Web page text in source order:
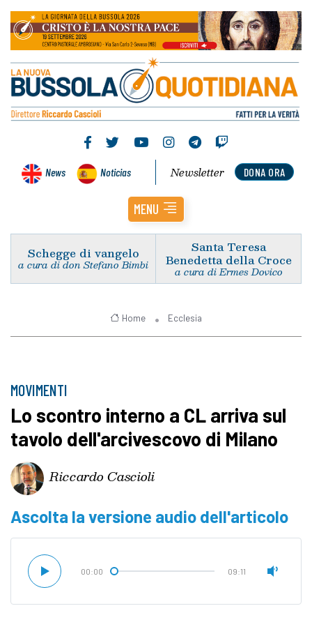
News Noticias DONA ORA
Newsletter
MENU
Schegge di vangelo
a cura di don Stefano Bimbi
Santa Teresa
Benedetta della Croce
a cura di Ermes Dovico
Home Ecclesia
MOVIMENTI
Lo scontro interno a CL arriva sul
tavolo dell'arcivescovo di Milano
Riccardo Cascioli
Ascolta la versione audio dell'articolo
00:00 09:11